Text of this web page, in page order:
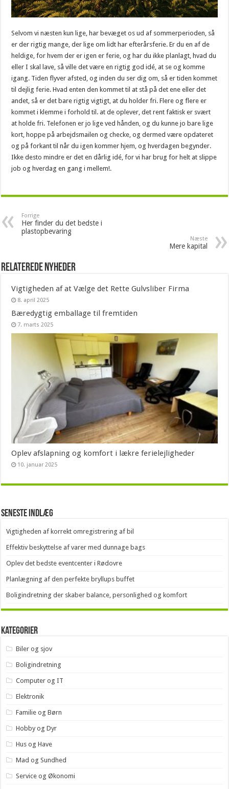
Selvom vi næsten kun lige, har bevæget os ud af sommerperioden, så
er der rigtig mange, der lige om lidt har efterårsferie. Er du en af de
heldige, for hvem der er igen er ferie, og har du ikke planlagt, hvad du
eller I skal lave, så ville det være en rigtig god idé, at se og komme
igang. Tiden flyver afsted, og inden du ser dig om, så er tiden kommet
til dejlig ferie. Hvad enten den kommet til at stå på det ene eller det
andet, så er det bare rigtig vigtigt, at du holder fri. Flere og flere er
kommet i klemme i forhold til. at de oplever, det rent faktisk er svært
at holde fri. Telefonen er jo lige ved hånden, og du kunne jo bare lige
kort, hoppe på arbejdsmailen og checke, og dermed være opdateret
og på forkant til når du igen kommer hjem, og hverdagen begynder.
Ikke desto mindre er det en dårlig idé, for vi har brug for helt at slippe
job og hverdag en gang i mellem!.
Forrige
Her finder du det bedste i
plastopbevaring
Næste
Mere kapital
Relaterede nyheder
Vigtigheden af at Vælge det Rette Gulvsliber Firma
8. april 2025
Bæredygtig emballage til fremtiden
7. marts 2025
Oplev afslapning og komfort i lækre ferielejligheder
10. januar 2025
Seneste indlæg
Vigtigheden af korrekt omregistrering af bil
Effektiv beskyttelse af varer med dunnage bags
Oplev det bedste eventcenter i Rødovre
Planlægning af den perfekte bryllups buffet
Boligindretning der skaber balance, personlighed og komfort
Kategorier
Biler og sjov
Boligindretning
Computer og IT
Elektronik
Familie og Børn
Hobby og Dyr
Hus og Have
Mad og Sundhed
Service og Økonomi